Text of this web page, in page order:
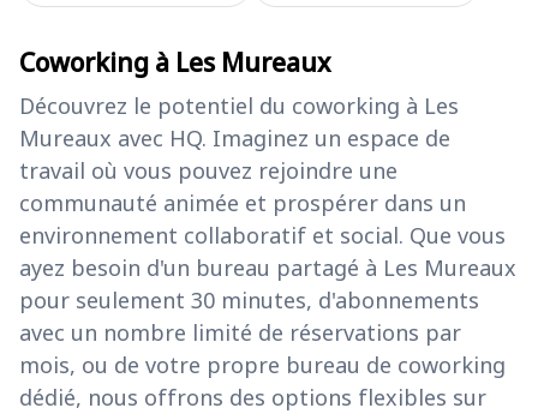
Coworking à Les Mureaux
Découvrez le potentiel du coworking à Les
Mureaux avec HQ. Imaginez un espace de
travail où vous pouvez rejoindre une
communauté animée et prospérer dans un
environnement collaboratif et social. Que vous
ayez besoin d'un bureau partagé à Les Mureaux
pour seulement 30 minutes, d'abonnements
avec un nombre limité de réservations par
mois, ou de votre propre bureau de coworking
dédié, nous offrons des options flexibles sur